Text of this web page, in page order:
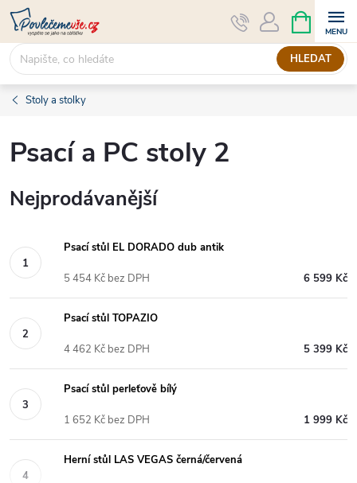
Přejít
obsah
HLEDAT
NÁKUPNÍ
KOŠÍK
Stoly a stolky
Psací a PC stoly 2
Nejprodávanější
Psací stůl EL DORADO dub antik
6 599 Kč
5 454 Kč bez DPH
Psací stůl TOPAZIO
5 399 Kč
4 462 Kč bez DPH
Psací stůl perleťově bílý
1 999 Kč
1 652 Kč bez DPH
Herní stůl LAS VEGAS černá/červená